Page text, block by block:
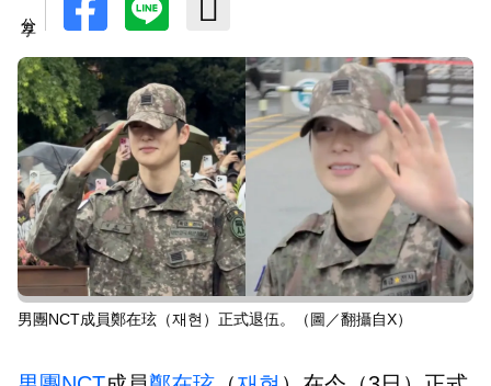
男團NCT成員鄭在玹（재현）正式退伍。（圖／翻攝自X）